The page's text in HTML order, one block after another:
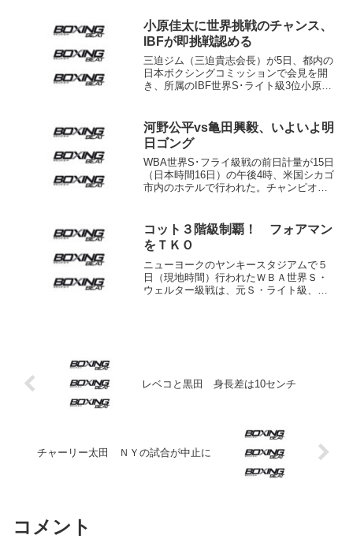
が25万1000ドル（約3000万ドル）を提
示。マ...
小原佳太に世界挑戦のチャンス、
IBFが即挑戦認める
三迫ジム（三迫貴志会長）が5日、都内の
日本ボクシングコミッションで会見を開
き、所属のIBF世界S･ライト級3位小原佳
月、米マイアミでIBF同級の挑戦者決定戦
に出場し、...
河野公平vs亀田興毅、いよいよ明
日ゴング
WBA世界S･フライ級戦の前日計量が15日
（日本時間16日）の午後4時、米国シカゴ
市内のホテルで行われた。チャンピオン
一発でクリア。両者の対決はあす夜、シ
カゴ・...
コット３階級制覇！ フォアマン
をＴＫＯ
ニューヨークのヤンキースタジアムで５
日（現地時間）行われたＷＢＡ世界Ｓ・
ウェルター級戦は、元Ｓ・ライト級、ウ
レベコと黒田 身長差は10センチ
チャーリー太田 ＮＹの試合が中止に
コメント